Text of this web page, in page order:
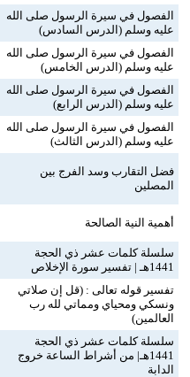
الفصول في سيرة الرسول صلى الله
عليه وسلم (الدرس السادس)
الفصول في سيرة الرسول صلى الله
عليه وسلم (الدرس الخامس)
الفصول في سيرة الرسول صلى الله
عليه وسلم (الدرس الرابع)
الفصول في سيرة الرسول صلى الله
عليه وسلم (الدرس الثالث)
فضل التقارب وسد الفرج بين
المصلين
أهمية النية الصالحة
سلسلة كلمات عشر ذي الحجة
1441هـ | تفسير سورة الإخلاص
تفسير قوله تعالى : (قل إن صلاتي
ونسكي ومحياي ومماتي لله رب
العالمين)
سلسلة كلمات عشر ذي الحجة
1441هـ| من أشراط الساعة خروج
الدابة